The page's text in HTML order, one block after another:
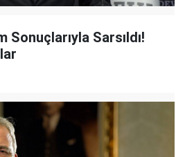
Sonuçlarıyla Sarsıldı!